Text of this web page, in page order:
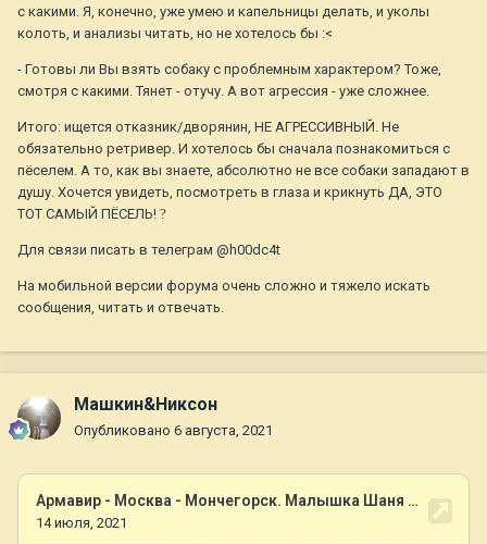
с какими. Я, конечно, уже умею и капельницы делать, и уколы
колоть, и анализы читать, но не хотелось бы :<
- Готовы ли Вы взять собаку с проблемным характером? Тоже,
смотря с какими. Тянет - отучу. А вот агрессия - уже сложнее.
Итого: ищется отказник/дворянин, НЕ АГРЕССИВНЫЙ. Не
обязательно ретривер. И хотелось бы сначала познакомиться с
пёселем. А то, как вы знаете, абсолютно не все собаки западают в
душу. Хочется увидеть, посмотреть в глаза и крикнуть ДА, ЭТО
ТОТ САМЫЙ ПЁСЕЛЬ! ?
Для связи писать в телеграм @h00dc4t
На мобильной версии форума очень сложно и тяжело искать
сообщения, читать и отвечать.
Машкин&Никсон
Опубликовано 6 августа, 2021